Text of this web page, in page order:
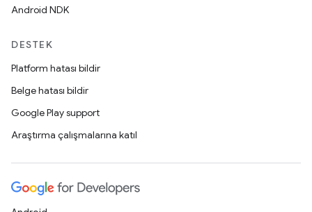
Android NDK
DESTEK
Platform hatası bildir
Belge hatası bildir
Google Play support
Araştırma çalışmalarına katıl